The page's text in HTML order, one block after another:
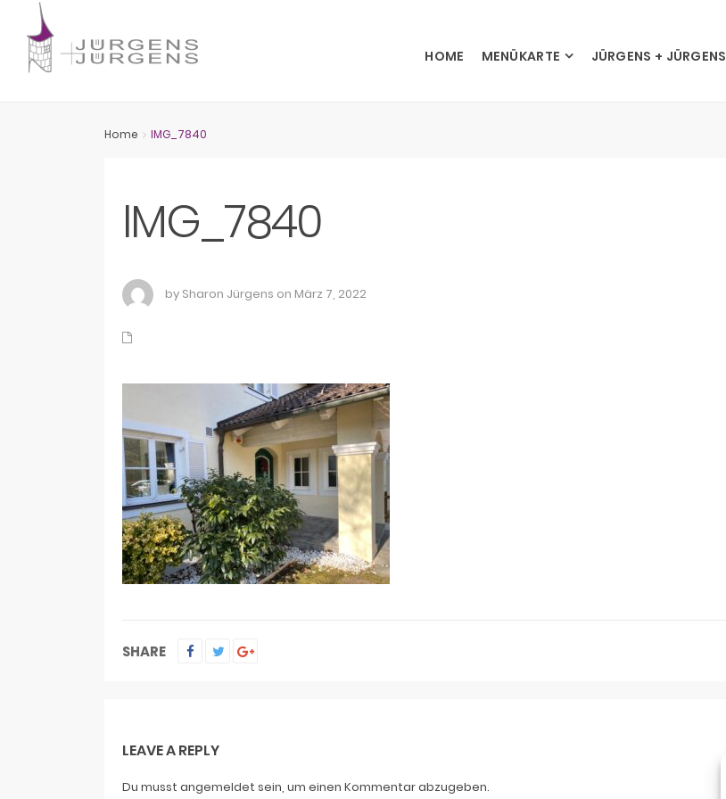
HOME MENÜKARTE JÜRGENS + JÜRGENS
Home IMG_7840
IMG_7840
by Sharon Jürgens on März 7, 2022
SHARE
LEAVE A REPLY
Du musst angemeldet sein, um einen Kommentar abzugeben.